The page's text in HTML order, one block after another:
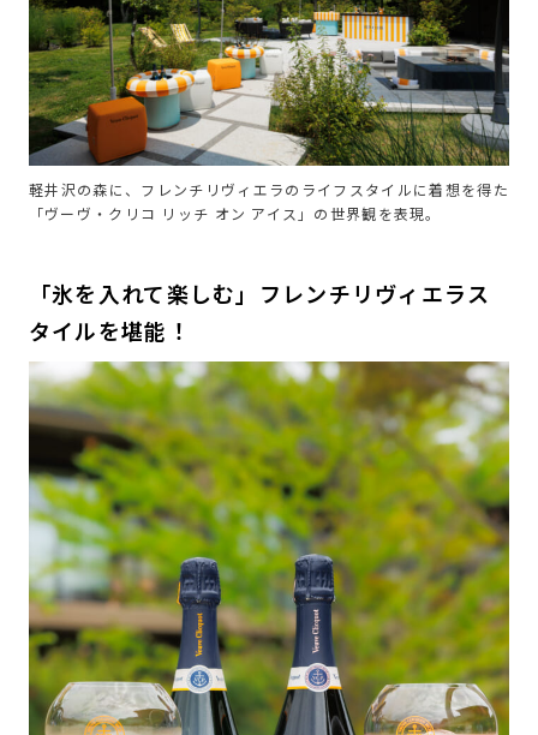
軽井沢の森に、フレンチリヴィエラのライフスタイルに着想を得た
「ヴーヴ・クリコ リッチ オン アイス」の世界観を表現。
「氷を入れて楽しむ」フレンチリヴィエラス
タイルを堪能！